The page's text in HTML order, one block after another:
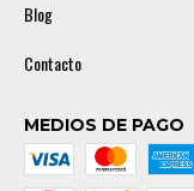
Blog
Contacto
MEDIOS DE PAGO